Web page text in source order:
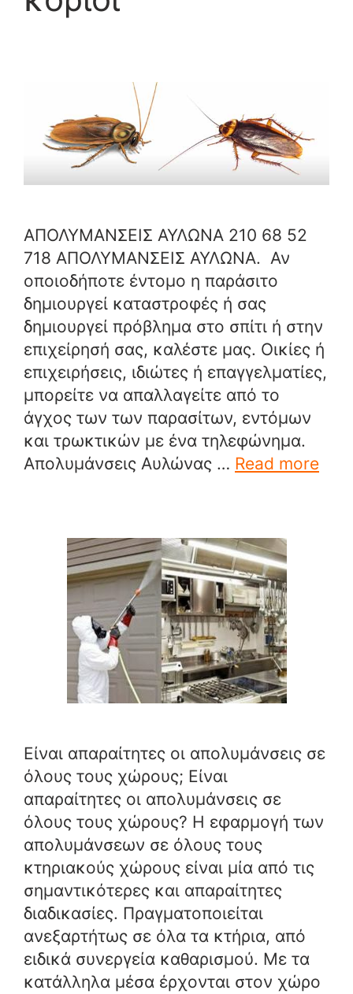
ΑΠΟΛΥΜΑΝΣΕΙΣ ΑΥΛΩΝΑ 210 68 52
718 ΑΠΟΛΥΜΑΝΣΕΙΣ ΑΥΛΩΝΑ. Αν
οποιοδήποτε έντομο η παράσιτο
δημιουργεί καταστροφές ή σας
δημιουργεί πρόβλημα στο σπίτι ή στην
επιχείρησή σας, καλέστε μας. Οικίες ή
επιχειρήσεις, ιδιώτες ή επαγγελματίες,
μπορείτε να απαλλαγείτε από το
άγχος των των παρασίτων, εντόμων
και τρωκτικών με ένα τηλεφώνημα.
Απολυμάνσεις Αυλώνας … Read more
Είναι απαραίτητες οι απολυμάνσεις σε
όλους τους χώρους; Είναι
απαραίτητες οι απολυμάνσεις σε
όλους τους χώρους? Η εφαρμογή των
απολυμάνσεων σε όλους τους
κτηριακούς χώρους είναι μία από τις
σημαντικότερες και απαραίτητες
διαδικασίες. Πραγματοποιείται
ανεξαρτήτως σε όλα τα κτήρια, από
ειδικά συνεργεία καθαρισμού. Με τα
κατάλληλα μέσα έρχονται στον χώρο